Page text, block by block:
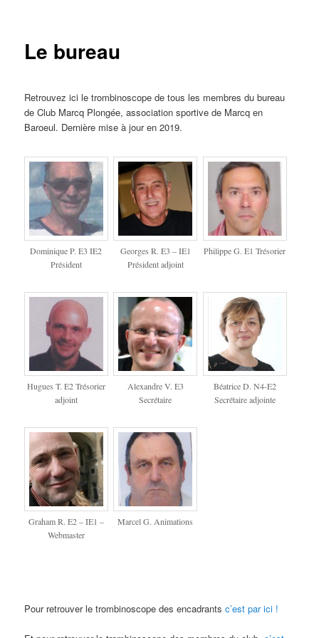
Le bureau
Retrouvez ici le trombinoscope de tous les membres du bureau
de Club Marcq Plongée, association sportive de Marcq en
Baroeul. Dernière mise à jour en 2019.
Dominique P. E3 IE2
Président
Georges R. E3 – IE1
Président adjoint
Philippe G. E1 Trésorier
Hugues T. E2 Trésorier
adjoint
Alexandre V. E3
Secrétaire
Béatrice D. N4-E2
Secrétaire adjointe
Graham R. E2 – IE1 –
Webmaster
Marcel G. Animations
Pour retrouver le trombinoscope des encadrantsc’est par ici !